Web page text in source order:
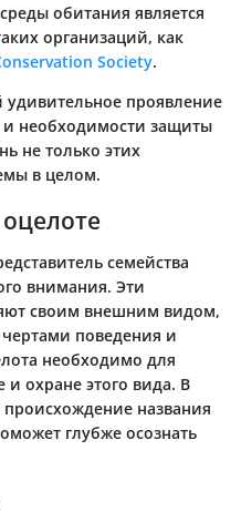
обитания является
организаций, как
Society.
проявление
необходимости защиты
не только этих
в целом.
семейства
внимания. Эти
своим внешним видом,
поведения и
необходимо для
и охране этого вида. В
названия
глубже осознать